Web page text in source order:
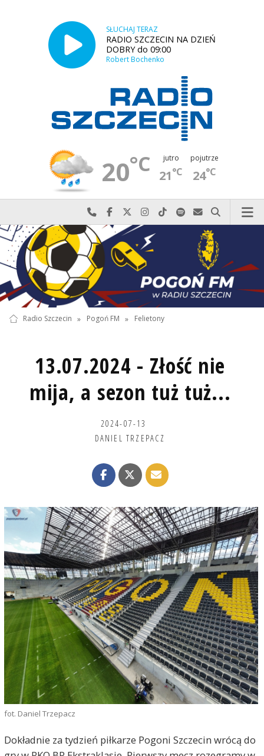
SŁUCHAJ TERAZ
RADIO SZCZECIN NA DZIEŃ
DOBRY do 09:00
Robert Bochenko
20°C jutro
21°C
pojutrze
24°C
Najlepiej po prostu do nas zadzwoń
Odwiedź nas na Facebook-u
Odwiedź nas na X
Odwiedź nas na Instagram-ie
Odwiedź nas na TikTok-u
Szukaj nas na Spotify
Wyślij do nas
Szukaj
Radio Szczecin » Pogoń FM » Felietony
13.07.2024 - Złość nie
mija, a sezon tuż tuż...
2024-07-13
DANIEL TRZEPACZ
fot. Daniel Trzepacz
Dokładnie za tydzień piłkarze Pogoni Szczecin wrócą do